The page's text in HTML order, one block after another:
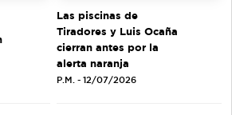
Las piscinas de
Tiradores y Luis Ocaña
cierran antes por la
alerta naranja
P.M. - 12/07/2026